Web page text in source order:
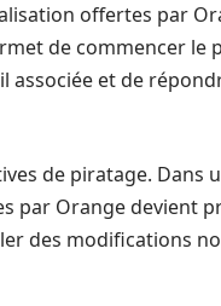
offertes par
de commencer le
associée et de
de piratage. Dans
par Orange devient
des modifications